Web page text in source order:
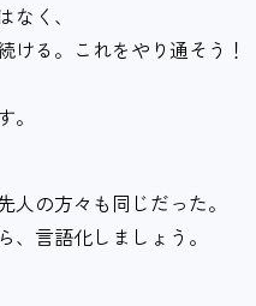
く、
ける。これをやり通そう！
の方々も同じだった。
、言語化しましょう。